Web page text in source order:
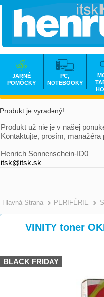
Produkt je vyradený!
Produkt už nie je v našej
Kontaktujte, prosím, manažéra
Henrich Sonnenschein-ID0
itsk@itsk.sk
Hlavná Strana PERIFÉRIE
VINITY toner
BLACK FRIDAY
JARNÉ
POMÔCKY
PC,
NOTEBOOKY